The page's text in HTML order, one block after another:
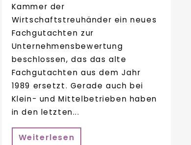
Kammer der
Wirtschaftstreuhänder ein neues
Fachgutachten zur
Unternehmensbewertung
beschlossen, das das alte
Fachgutachten aus dem Jahr
1989 ersetzt. Gerade auch bei
Klein- und Mittelbetrieben haben
in den letzten...
Weiterlesen